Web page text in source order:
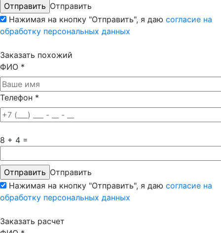
Отправить
Нажимая на кнопку "Отправить", я даю согласие на
обработку персональных данных
Заказать похожий
ФИО *
Телефон *
8 + 4 =
Отправить
Нажимая на кнопку "Отправить", я даю согласие на
обработку персональных данных
Заказать расчет